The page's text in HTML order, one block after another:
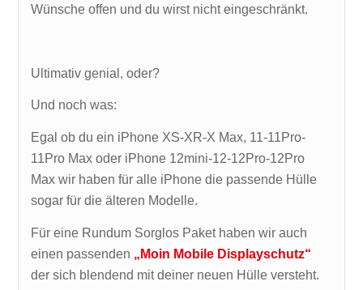
Wünsche offen und du wirst nicht eingeschränkt.
Ultimativ genial, oder?
Und noch was:
Egal ob du ein iPhone XS-XR-X Max, 11-11Pro-
11Pro Max oder iPhone 12mini-12-12Pro-12Pro
Max wir haben für alle iPhone die passende Hülle
sogar für die älteren Modelle.
Für eine Rundum Sorglos Paket haben wir auch
einen passenden „Moin Mobile Displayschutz“
der sich blendend mit deiner neuen Hülle versteht.